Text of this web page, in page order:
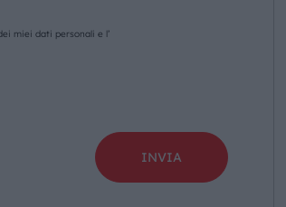
miei dati personali e l’